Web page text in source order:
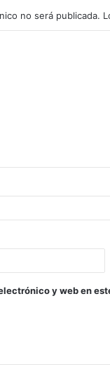
no será publicada.
y web en